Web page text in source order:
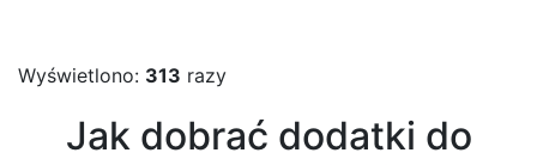
Wyświetlono: 313 razy
Jak dobrać dodatki do